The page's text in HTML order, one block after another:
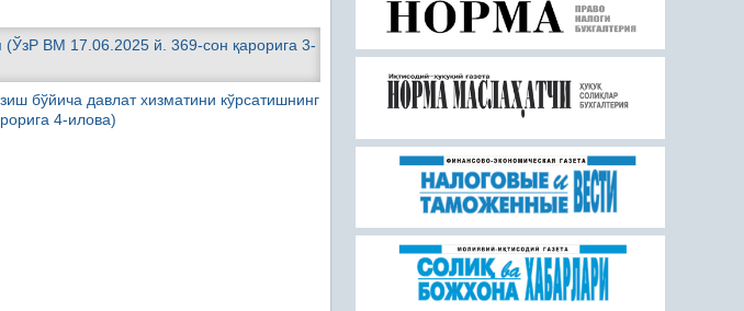
ВМ 17.06.2025 й. 369-сон қарорига 3-
бўйича давлат хизматини кўрсатишнинг
4-илова)